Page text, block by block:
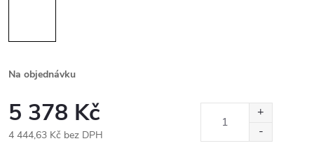
Na objednávku
5 378 Kč
4 444,63 Kč bez DPH